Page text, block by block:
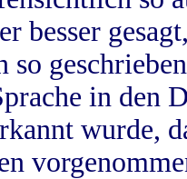
besser
so
in
wurde,